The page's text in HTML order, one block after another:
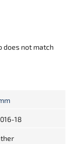
does not match
18